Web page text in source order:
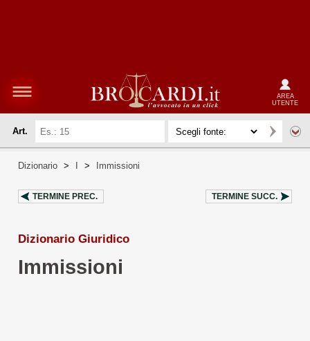
AREA
UTENTE
Art.
Dizionario > > Immissioni
TERMINE PREC. TERMINE SUCC.
Dizionario Giuridico
Immissioni